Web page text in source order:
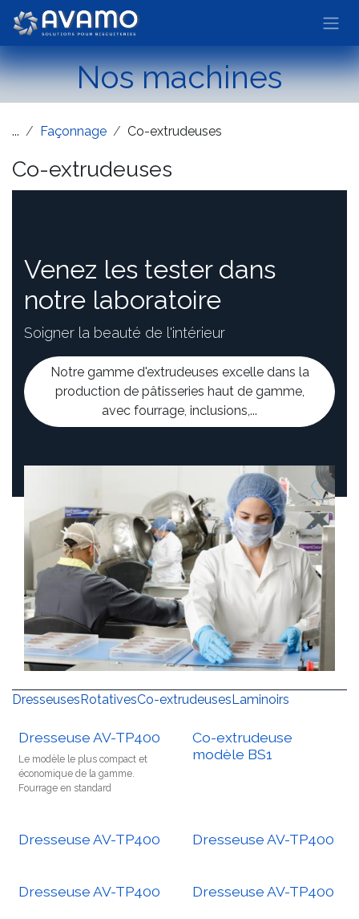
Skip to Content
Nos machines
... Façonnage Co-extrudeuses
Co-extrudeuses
Venez les tester dans
notre laboratoire
Soigner la beauté de l'intérieur
Notre gamme d'extrudeuses excelle dans la
production de pâtisseries haut de gamme,
avec fourrage, inclusions,...
Dresseuses RotativesCo-extrudeuses Laminoirs
Dresseuse AV-TP400
Le modèle le plus compact et
économique de la gamme.
Fourrage en standard
Co-extrudeuse
modèle BS1
Dresseuse AV-TP400 Dresseuse AV-TP400
Dresseuse AV-TP400 Dresseuse AV-TP400